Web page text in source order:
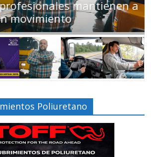
mantienen a
movimiento
Poliuretano